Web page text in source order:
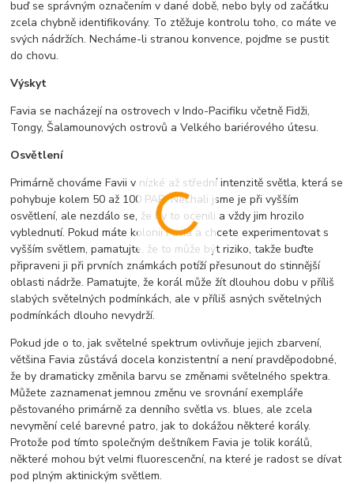
buď se správným označením v dané době, nebo byly od začátku
zcela chybně identifikovány. To ztěžuje kontrolu toho, co máte ve
svých nádržích. Necháme-li stranou konvence, pojďme se pustit
do chovu.
Výskyt
Favia se nacházejí na ostrovech v Indo-Pacifiku včetně Fidži,
Tongy, Šalamounových ostrovů a Velkého bariérového útesu.
Osvětlení
Primárně chováme Favii v nízké až střední intenzitě světla, která se
pohybuje kolem 50 až 100 PAR. Nechali jsme je při vyšším
osvětlení, ale nezdálo se, že by to ocenili a vždy jim hrozilo
vyblednutí. Pokud máte kolonii Favia a chcete experimentovat s
vyšším světlem, pamatujte, že to může být riziko, takže buďte
připraveni ji při prvních známkách potíží přesunout do stinnější
oblasti nádrže. Pamatujte, že korál může žít dlouhou dobu v příliš
slabých světelných podmínkách, ale v příliš asných světelných
podmínkách dlouho nevydrží.
Pokud jde o to, jak světelné spektrum ovlivňuje jejich zbarvení,
většina Favia zůstává docela konzistentní a není pravděpodobné,
že by dramaticky změnila barvu se změnami světelného spektra.
Můžete zaznamenat jemnou změnu ve srovnání exempláře
pěstovaného primárně za denního světla vs. blues, ale zcela
nevymění celé barevné patro, jak to dokážou některé korály.
Protože pod tímto společným deštníkem Favia je tolik korálů,
některé mohou být velmi fluorescenční, na které je radost se dívat
pod plným aktinickým světlem.